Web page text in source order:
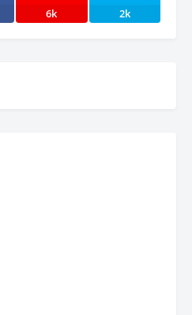
6k 2k